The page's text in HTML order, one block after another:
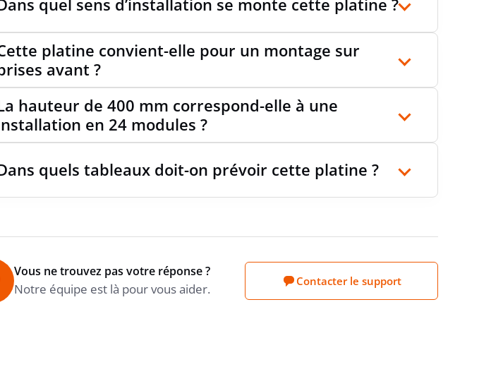
quel sens d’installation se monte cette platine ?
platine convient-elle pour un montage sur
avant ?
hauteur de 400 mm correspond-elle à une
en 24 modules ?
quels tableaux doit-on prévoir cette platine ?
Vous ne trouvez pas votre réponse ?
Notre équipe est là pour vous aider.
Contacter le support